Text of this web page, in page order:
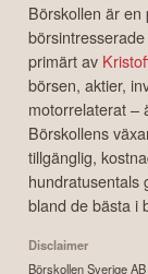
Börskollen är en
primärt av
börsen, aktier,
motorrelaterat –
Börskollens
tillgänglig,
hundratusentals
bland de bästa i
Disclaimer
Börskollen Sverige